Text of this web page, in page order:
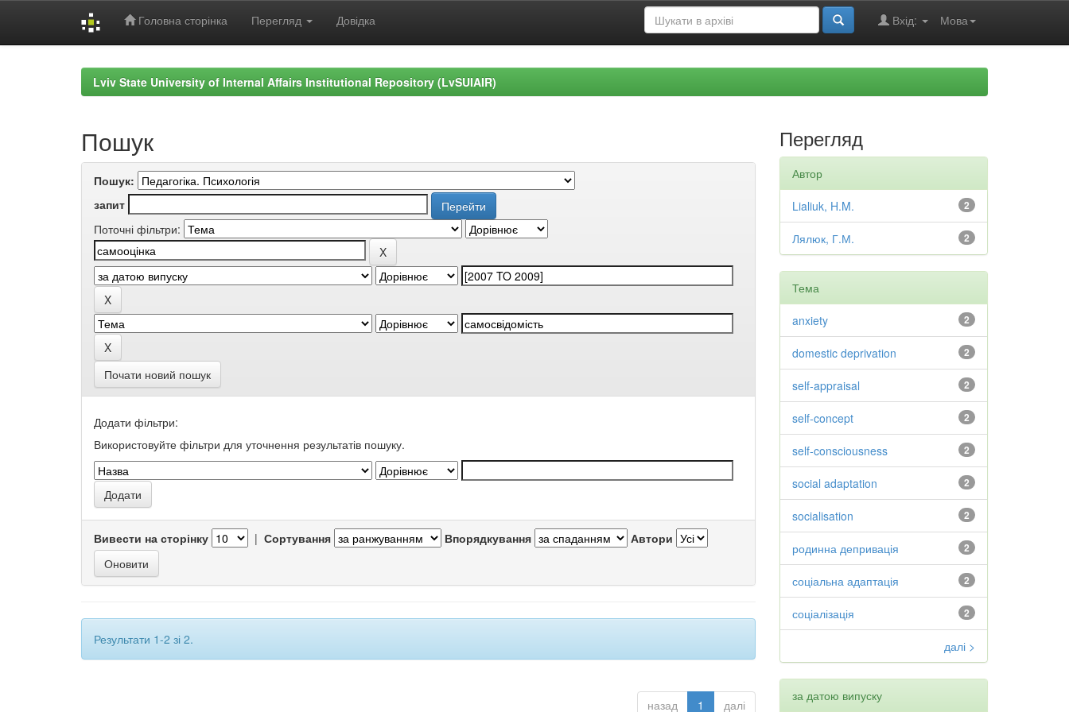
Головна сторінка Перегляд Довідка Мова
Вхід:
Lviv State University of Internal Affairs Institutional Repository (LvSUIAIR)
Пошук
Пошук:
запит
Поточні фільтри:
Почати новий пошук
Додати фільтри:
Використовуйте фільтри для уточнення результатів пошуку.
Вивести на сторінку | Сортування Впорядкування Автори
Результати 1-2 зі 2.
назад 1 далі
Перегляд
Автор
2
Lialiuk, H.M.
2
Лялюк, Г.М.
Тема
2
anxiety
2
domestic deprivation
2
self-appraisal
2
self-concept
2
self-consciousness
2
social adaptation
2
socialisation
2
родинна депривація
2
соціальна адаптація
2
соціалізація
далі >
за датою випуску